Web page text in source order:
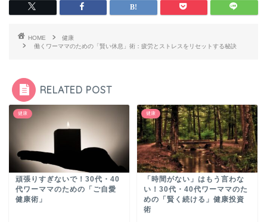
HOME
健康
働くワーママのための「賢い休息」術：疲労とストレスをリセットする秘訣
RELATED POST
健康
頑張りすぎないで！30代・40
代ワーママのための「ご自愛
健康術」
健康
「時間がない」はもう言わな
い！30代・40代ワーママのた
めの「賢く続ける」健康投資
術